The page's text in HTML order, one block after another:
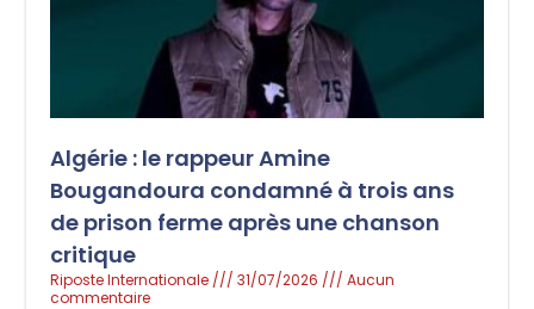
Algérie : le rappeur Amine
Bougandoura condamné à trois ans
de prison ferme après une chanson
critique
Riposte Internationale 31/07/2026
Aucun
commentaire